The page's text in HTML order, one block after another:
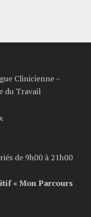
Clinicienne –
du Travail
de 9h00 à 21h00
« Mon Parcours